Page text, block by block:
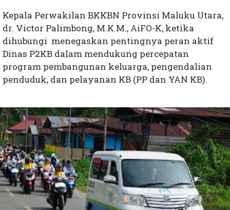
Kepala Perwakilan BKKBN Provinsi Maluku Utara,
dr. Victor Palimbong, M.K.M., AiFO-K, ketika
dihubungi menegaskan pentingnya peran aktif
Dinas P2KB dalam mendukung percepatan
program pembangunan keluarga, pengendalian
penduduk, dan pelayanan KB (PP dan YAN KB).